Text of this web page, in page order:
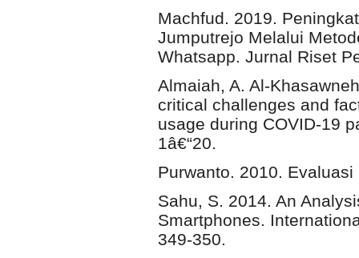
Machfud. 2019.
Jumputrejo Melalui
Whatsapp. Jurnal Riset
Almaiah, A. Al-
critical challenges and
usage during COVID-19
1â€“20.
Purwanto. 2010.
Sahu, S. 2014. An
Smartphones.
349-350.